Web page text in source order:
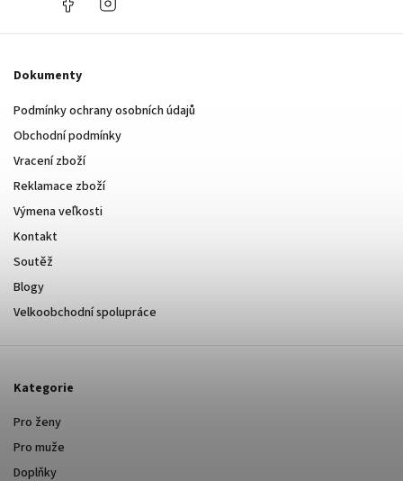
394
Dokumenty
Podmínky ochrany osobních údajů
Obchodní podmínky
Vracení zboží
Reklamace zboží
Výmena veľkosti
Kontakt
Soutěž
Blogy
Velkoobchodní spolupráce
Kategorie
Pro ženy
Pro muže
Doplňky